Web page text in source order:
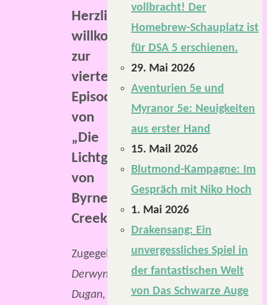
Herzlich
willkommen
zur
vierten
Episode
von
„Die
Lichtgestalt
von
Byrnes
Creek“.
Zugegeben,
Derwyn,
Dugan,
vollbracht! Der
Homebrew-Schauplatz ist
für DSA 5 erschienen.
29. Mai 2026
Aventurien 5e und
Myranor 5e: Neuigkeiten
aus erster Hand
15. Mail 2026
Blutmond-Kampagne: Im
Gespräch mit Niko Hoch
1. Mai 2026
Drakensang: Ein
unvergessliches Spiel in
der fantastischen Welt
von Das Schwarze Auge